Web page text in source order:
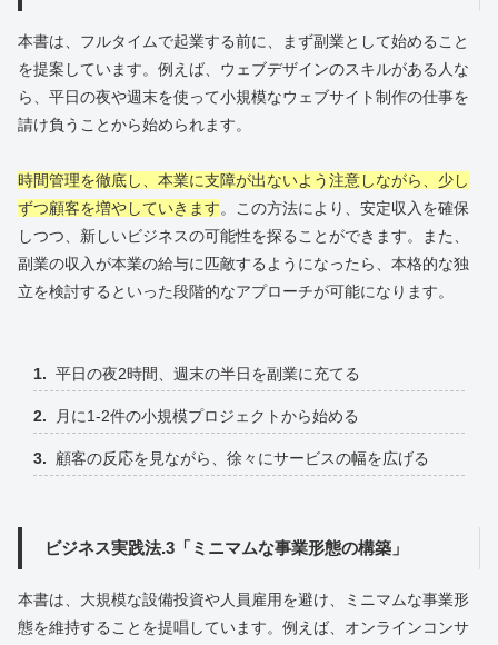
本書は、フルタイムで起業する前に、まず副業として始めること
を提案しています。例えば、ウェブデザインのスキルがある人な
ら、平日の夜や週末を使って小規模なウェブサイト制作の仕事を
請け負うことから始められます。
時間管理を徹底し、本業に支障が出ないよう注意しながら、少し
ずつ顧客を増やしていきます。この方法により、安定収入を確保
しつつ、新しいビジネスの可能性を探ることができます。また、
副業の収入が本業の給与に匹敵するようになったら、本格的な独
立を検討するといった段階的なアプローチが可能になります。
平日の夜2時間、週末の半日を副業に充てる
月に1-2件の小規模プロジェクトから始める
顧客の反応を見ながら、徐々にサービスの幅を広げる
ビジネス実践法.3「ミニマムな事業形態の構築」
本書は、大規模な設備投資や人員雇用を避け、ミニマムな事業形
態を維持することを提唱しています。例えば、オンラインコンサ